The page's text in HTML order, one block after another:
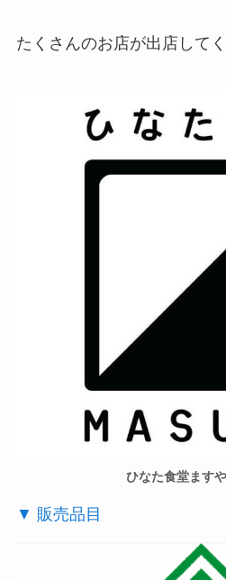
たくさんのお店が出店してく
ひなた食堂ますや
▼ 販売品目